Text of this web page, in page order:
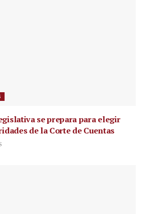
se prepara para elegir
de la Corte de Cuentas